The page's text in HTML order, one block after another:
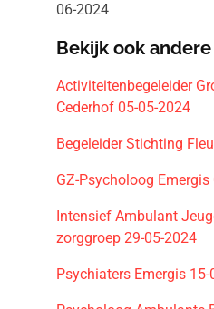
06-2024
Bekijk ook
Activiteitenbegeleider
Cederhof 05-05-2024
Begeleider Stichting
GZ-Psycholoog
Intensief Ambulant
zorggroep 29-05-2024
Psychiaters Emergis